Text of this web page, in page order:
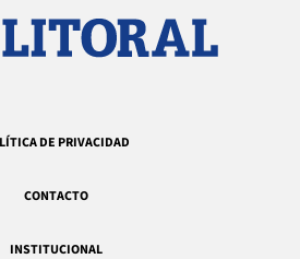
DE PRIVACIDAD
CONTACTO
INSTITUCIONAL